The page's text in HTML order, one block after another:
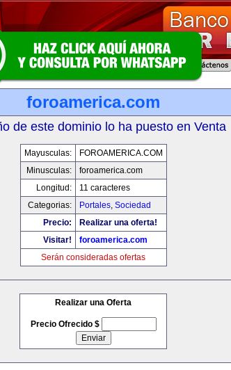
foroamerica.com
de este dominio lo ha puesto en Venta
Mayusculas:
FOROAMERICA.COM
Minusculas:
foroamerica.com
Longitud:
11 caracteres
Categorias:
Portales, Sociedad
Precio:
Realizar una oferta!
Visitar!
foroamerica.com
Serán consideradas ofertas
Realizar una Oferta
Precio Ofrecido $